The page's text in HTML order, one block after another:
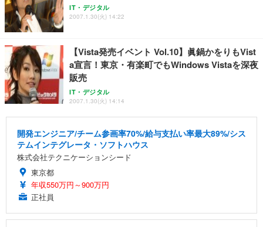
IT・デジタル
2007.1.30(火) 14:22
【Vista発売イベント Vol.10】眞鍋かをりもVist
a宣言！東京・有楽町でもWindows Vistaを深夜
販売
IT・デジタル
2007.1.30(火) 14:14
開発エンジニア/チーム参画率70%/給与支払い率最大89%/シス
テムインテグレータ・ソフトハウス
株式会社テクニケーションシード
東京都
年収550万円～900万円
正社員